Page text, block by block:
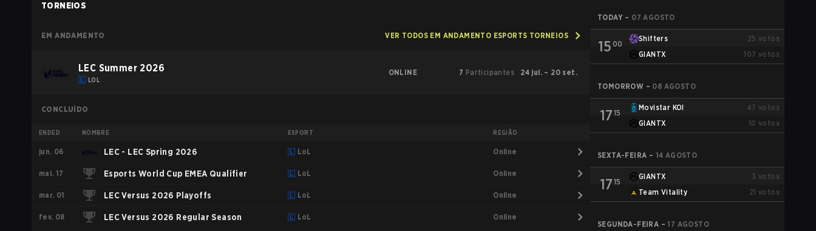
TORNEIOS
EM ANDAMENTO VER TODOS EM ANDAMENTO ESPORTS TORNEIOS
LEC Summer 2026
LOL
ONLINE 7 Participantes 24 jul. – 20 set.
CONCLUÍDO
ENDED NOMBRE ESPORT REGIÃO
jun. 06 LEC - LEC Spring 2026 LoL Online
mai. 17 Esports World Cup EMEA Qualifier LoL Online
mar. 01 LEC Versus 2026 Playoffs LoL Online
fev. 08 LEC Versus 2026 Regular Season LoL Online
TODAY – 07 AGOSTO
15 00
Shifters 25 votos
GIANTX
107 votos
TOMORROW – 08 AGOSTO
17 15
Movistar KOI 47 votos
GIANTX
10 votos
SEXTA-FEIRA – 14 AGOSTO
17 15
GIANTX 3 votos
Team Vitality
21 votos
SEGUNDA-FEIRA – 17 AGOSTO